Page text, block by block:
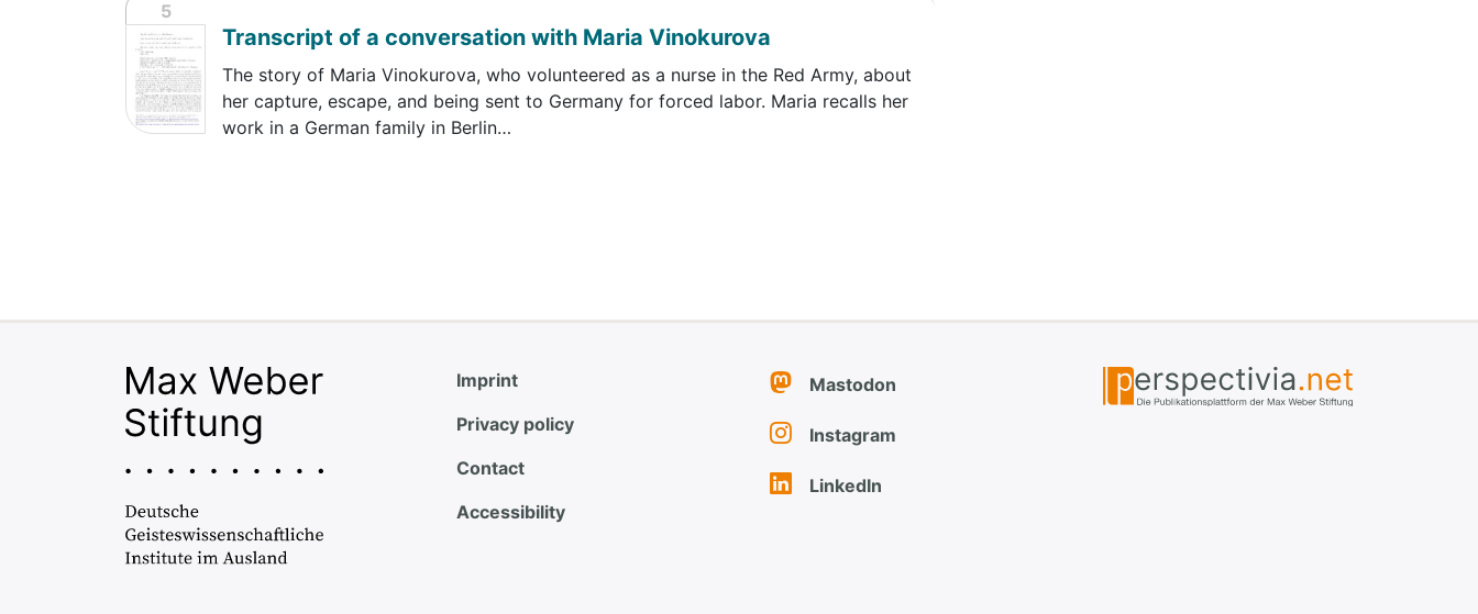
5
Transcript of a conversation with Maria Vinokurova
The story of Maria Vinokurova, who volunteered as a nurse in the Red Army, about
her capture, escape, and being sent to Germany for forced labor. Maria recalls her
work in a German family in Berlin…
Imprint
Privacy policy
Contact
Accessibility
Mastodon
Instagram
LinkedIn